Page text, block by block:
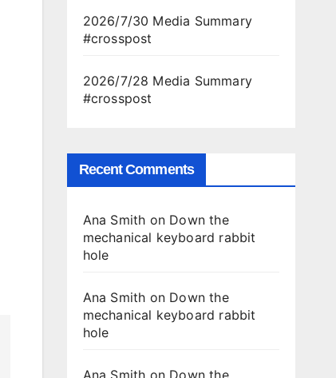
2026/7/30 Media Summary
#crosspost
2026/7/28 Media Summary
#crosspost
Recent Comments
Ana Smith on Down the
mechanical keyboard rabbit
hole
Ana Smith on Down the
mechanical keyboard rabbit
hole
Ana Smith on Down the